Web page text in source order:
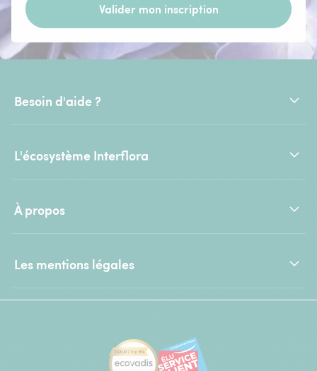
Valider mon inscription
Besoin d'aide ?
L'écosystème Interflora
À propos
Les mentions légales